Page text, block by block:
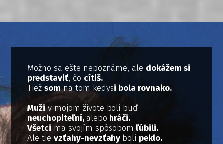
Možno sa ešte nepoznáme, ale dokážem si
predstaviť, čo cítiš.
Tiež somna tom kedysi bola rovnako.
Muživ mojom živote boli buď
neuchopiteľní, alebo hráči.
Všetci ma svojím spôsobom ľúbili.
Ale tie vzťahy-nevzťahy boli peklo.